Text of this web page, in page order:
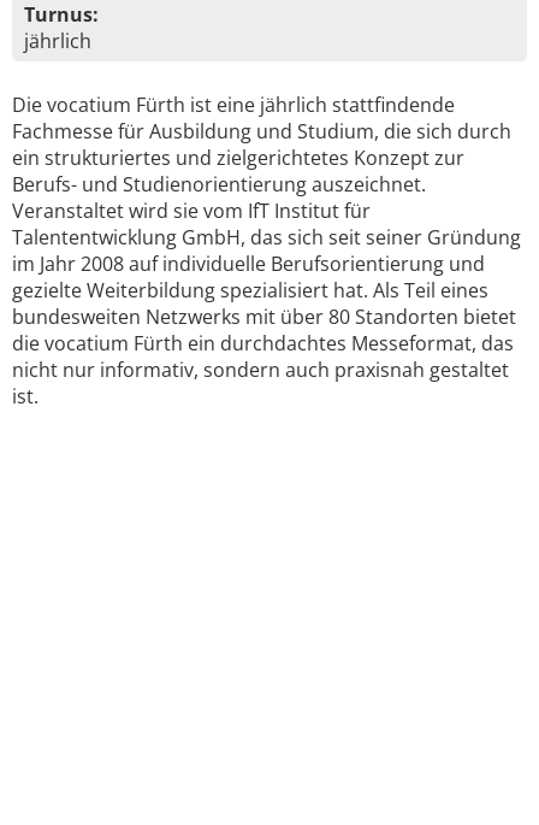
Turnus:
jährlich
Die vocatium Fürth ist eine jährlich stattfindende
Fachmesse für Ausbildung und Studium, die sich durch
ein strukturiertes und zielgerichtetes Konzept zur
Berufs- und Studienorientierung auszeichnet.
Veranstaltet wird sie vom IfT Institut für
Talententwicklung GmbH, das sich seit seiner Gründung
im Jahr 2008 auf individuelle Berufsorientierung und
gezielte Weiterbildung spezialisiert hat. Als Teil eines
bundesweiten Netzwerks mit über 80 Standorten bietet
die vocatium Fürth ein durchdachtes Messeformat, das
nicht nur informativ, sondern auch praxisnah gestaltet
ist.